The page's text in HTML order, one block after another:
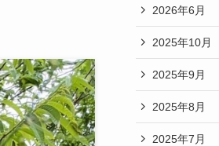
2026年6月
2025年10月
2025年9月
2025年8月
2025年7月